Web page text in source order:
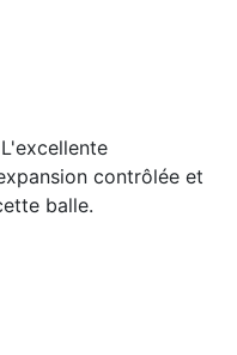
contrôlée et
balle.